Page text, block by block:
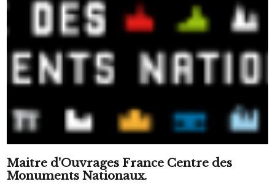
Maitre d'Ouvrages France Centre des
Monuments Nationaux.